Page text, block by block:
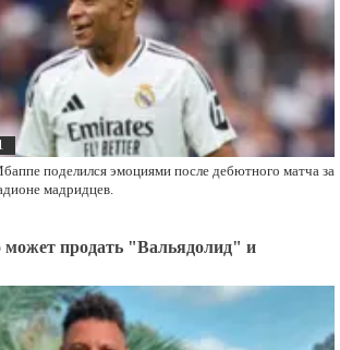
поделился эмоциями после дебютного матча за
мадридцев.
может продать "Вальядолид" и